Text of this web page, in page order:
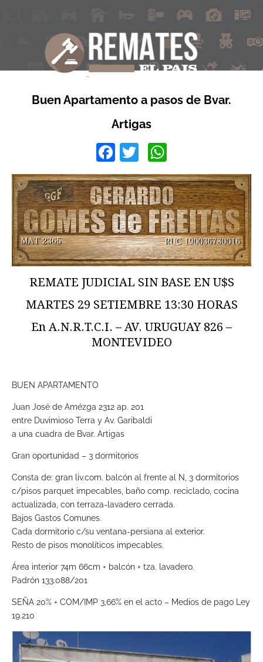
Buen Apartamento a pasos de Bvar.
Artigas
Facebook
Twitter
REMATE JUDICIAL SIN BASE EN U$S
MARTES 29 SETIEMBRE 13:30 HORAS
En A.N.R.T.C.I. – AV. URUGUAY 826 –
MONTEVIDEO
BUEN APARTAMENTO
Juan José de Amézga 2312 ap. 201
entre Duvimioso Terra y Av. Garibaldi
a una cuadra de Bvar. Artigas
Gran oportunidad – 3 dormitorios
Consta de: gran liv.com. balcón al frente al N, 3 dormitorios
c/pisos parquet impecables, baño comp. reciclado, cocina
actualizada, con terraza-lavadero cerrada.
Bajos Gastos Comunes.
Cada dormitorio c/su ventana-persiana al exterior.
Resto de pisos monolíticos impecables.
Área interior 74m 66cm + balcón + tza. lavadero.
Padrón 133.088/201
SEÑA 20% + COM/IMP 3,66% en el acto – Medios de pago Ley
19.210